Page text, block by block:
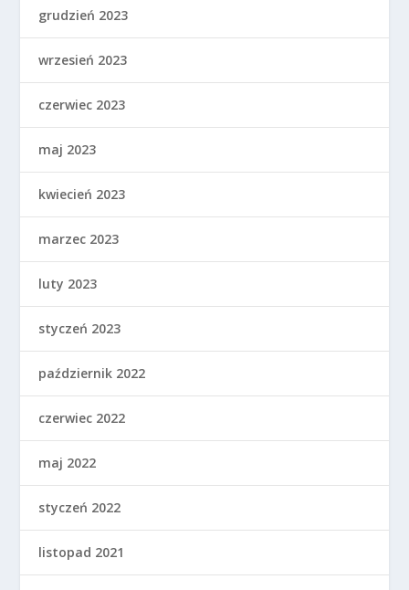
grudzień 2023
wrzesień 2023
czerwiec 2023
maj 2023
kwiecień 2023
marzec 2023
luty 2023
styczeń 2023
październik 2022
czerwiec 2022
maj 2022
styczeń 2022
listopad 2021